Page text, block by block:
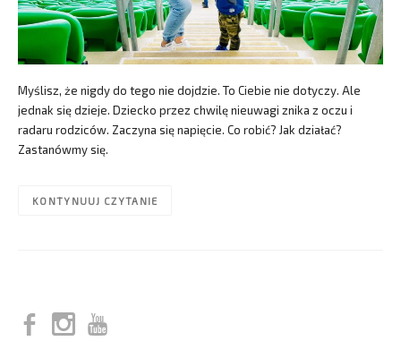
Myślisz, że nigdy do tego nie dojdzie. To Ciebie nie dotyczy. Ale
jednak się dzieje. Dziecko przez chwilę nieuwagi znika z oczu i
radaru rodziców. Zaczyna się napięcie. Co robić? Jak działać?
Zastanówmy się.
KONTYNUUJ CZYTANIE